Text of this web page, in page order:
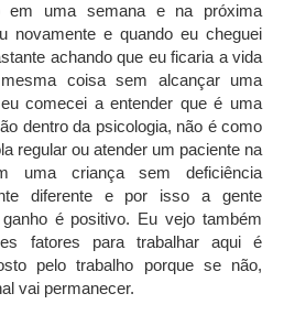
em uma semana e na próxima
novamente e quando eu cheguei
achando que eu ficaria a vida
coisa sem alcançar uma
comecei a entender que é uma
dentro da psicologia, não é como
regular ou atender um paciente na
uma criança sem deficiência
diferente e por isso a gente
é positivo. Eu vejo também
fatores para trabalhar aqui é
pelo trabalho porque se não,
vai permanecer.